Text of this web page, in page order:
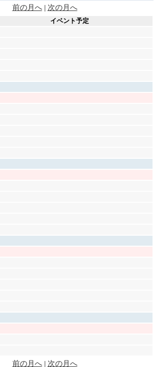
前の月へ| 次の月へ
イベント予定
前の月へ| 次の月へ